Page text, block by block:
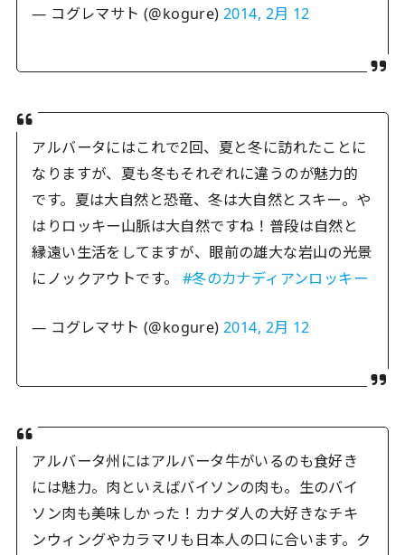
— コグレマサト (@kogure)2014, 2月 12
アルバータにはこれで2回、夏と冬に訪れたことに
なりますが、夏も冬もそれぞれに違うのが魅力的
です。夏は大自然と恐竜、冬は大自然とスキー。や
はりロッキー山脈は大自然ですね！普段は自然と
縁遠い生活をしてますが、眼前の雄大な岩山の光景
にノックアウトです。 #冬のカナディアンロッキー
— コグレマサト (@kogure)2014, 2月 12
アルバータ州にはアルバータ牛がいるのも食好き
には魅力。肉といえばバイソンの肉も。生のバイ
ソン肉も美味しかった！カナダ人の大好きなチキ
ンウィングやカラマリも日本人の口に合います。ク